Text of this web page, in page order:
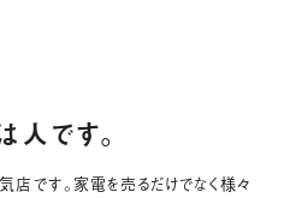
人です。
店です。家電を売るだけでなく様々